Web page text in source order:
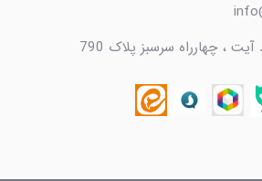
، چهارراه سرسبز پلاک 790